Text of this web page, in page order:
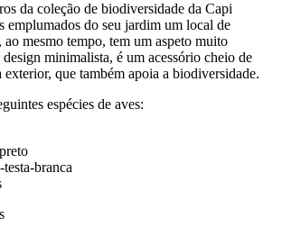
da coleção de biodiversidade da Capi
emplumados do seu jardim um local de
mesmo tempo, tem um aspeto muito
minimalista, é um acessório cheio de
exterior, que também apoia a biodiversidade.
espécies de aves:
branca